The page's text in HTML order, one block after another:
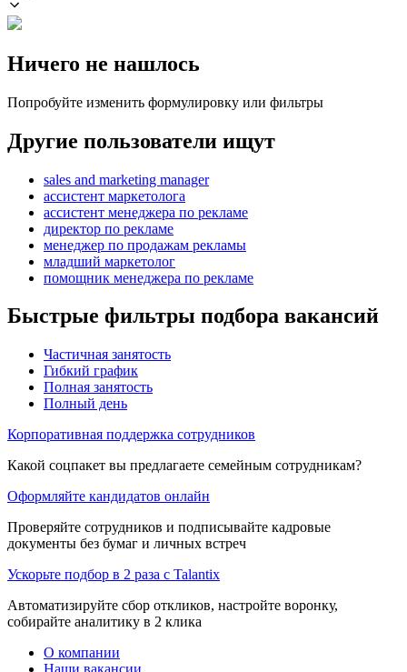
Ничего не нашлось
Попробуйте изменить формулировку или фильтры
Другие пользователи ищут
sales and marketing manager
ассистент маркетолога
ассистент менеджера по рекламе
директор по рекламе
менеджер по продажам рекламы
младший маркетолог
помощник менеджера по рекламе
Быстрые фильтры подбора вакансий
Частичная занятость
Гибкий график
Полная занятость
Полный день
Корпоративная поддержка сотрудников
Какой соцпакет вы предлагаете семейным сотрудникам?
Оформляйте кандидатов онлайн
Проверяйте сотрудников и подписывайте кадровые
документы без бумаг и личных встреч
Ускорьте подбор в 2 раза с Talantix
Автоматизируйте сбор откликов, настройте воронку,
собирайте аналитику в 2 клика
О компании